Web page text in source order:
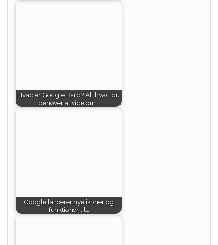
Hvad er Google Bard? Alt hvad du
behøver at vide om…
Google lancerer nye ikoner og
funktioner til…